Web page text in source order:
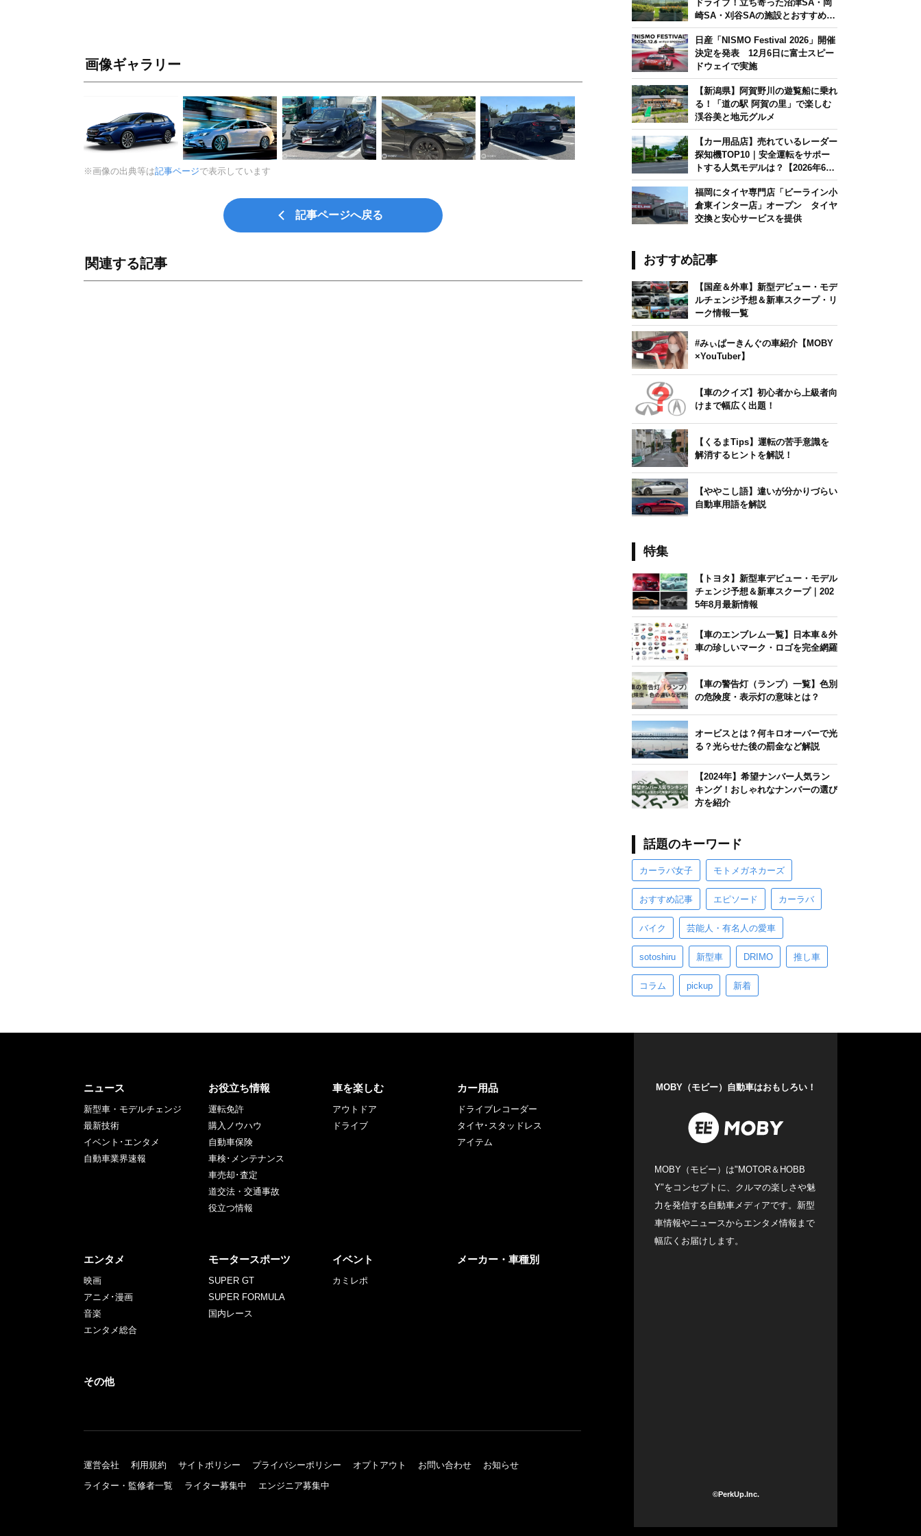
画像ギャラリー
※画像の出典等は記事ページで表示しています
記事ページへ戻る
関連する記事
ドライブ！立ち寄った沼津SA・岡
崎SA・刈谷SAの施設とおすすめグ
ルメを紹介
日産「NISMO Festival 2026」開催
決定を発表 12月6日に富士スピー
ドウェイで実施
【新潟県】阿賀野川の遊覧船に乗れ
る！「道の駅 阿賀の里」で楽しむ
渓谷美と地元グルメ
【カー用品店】売れているレーダー
探知機TOP10｜安全運転をサポー
トする人気モデルは？【2026年6月
版】
福岡にタイヤ専門店「ビーライン小
倉東インター店」オープン タイヤ
交換と安心サービスを提供
おすすめ記事
【国産＆外車】新型デビュー・モデ
ルチェンジ予想＆新車スクープ・リ
ーク情報一覧
#みぃぱーきんぐの車紹介【MOBY
×YouTuber】
【車のクイズ】初心者から上級者向
けまで幅広く出題！
【くるまTips】運転の苦手意識を
解消するヒントを解説！
【ややこし語】違いが分かりづらい
自動車用語を解説
特集
【トヨタ】新型車デビュー・モデル
チェンジ予想＆新車スクープ｜202
5年8月最新情報
【車のエンブレム一覧】日本車＆外
車の珍しいマーク・ロゴを完全網羅
【車の警告灯（ランプ）一覧】色別
の危険度・表示灯の意味とは？
オービスとは？何キロオーバーで光
る？光らせた後の罰金など解説
【2024年】希望ナンバー人気ラン
キング！おしゃれなナンバーの選び
方を紹介
話題のキーワード
カーラバ女子 モトメガネカーズ
おすすめ記事 エピソード カーラバ
バイク 芸能人・有名人の愛車
sotoshiru 新型車 DRIMO 推し車
コラム pickup 新着
ニュース
新型車・モデルチェンジ
最新技術
イベント･エンタメ
自動車業界速報
お役立ち情報
運転免許
購入ノウハウ
自動車保険
車検･メンテナンス
車売却･査定
道交法・交通事故
役立つ情報
車を楽しむ
アウトドア
ドライブ
カー用品
ドライブレコーダー
タイヤ･スタッドレス
アイテム
エンタメ
映画
アニメ･漫画
音楽
エンタメ総合
モータースポーツ
SUPER GT
SUPER FORMULA
国内レース
イベント
カミレポ
メーカー・車種別
その他
運営会社 利用規約 サイトポリシー プライバシーポリシー オプトアウト お問い合わせ
お知らせ
ライター・監修者一覧
ライター募集中 エンジニア募集中
MOBY（モビー）自動車はおもしろい！
MOBY（モビー）は"MOTOR＆HOBB
Y"をコンセプトに、クルマの楽しさや魅
力を発信する自動車メディアです。新型
車情報やニュースからエンタメ情報まで
幅広くお届けします。
©PerkUp.Inc.